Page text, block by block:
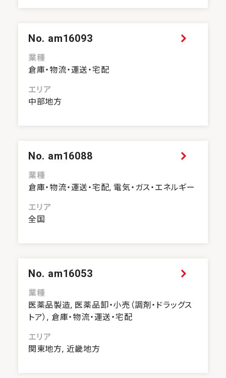
No. am16093
業種
倉庫・物流・運送・宅配
エリア
中部地方
No. am16088
業種
倉庫・物流・運送・宅配, 電気・ガス・エネルギー
エリア
全国
No. am16053
業種
医薬品製造, 医薬品卸・小売（調剤・ドラッグス
トア）, 倉庫・物流・運送・宅配
エリア
関東地方, 近畿地方